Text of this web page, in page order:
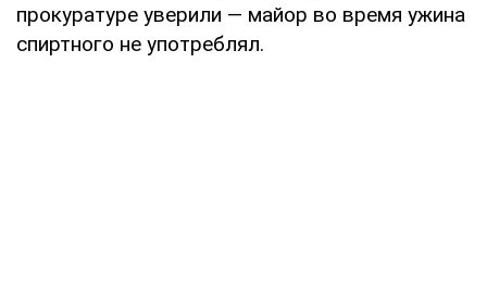
прокуратуре уверили — майор во время ужина
спиртного не употреблял.